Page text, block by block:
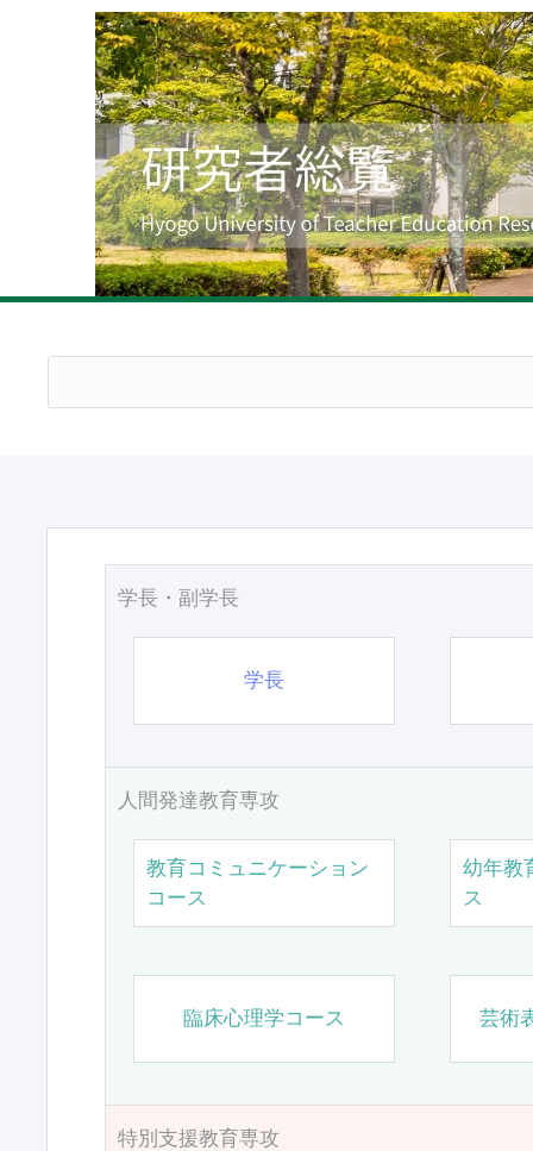
学長・副学長
学長
人間発達教育専攻
教育コミュニケーション
コース
幼年教
ス
臨床心理学コース 芸術
特別支援教育専攻